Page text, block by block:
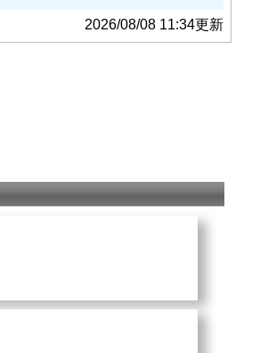
2026/08/08 11:34更新